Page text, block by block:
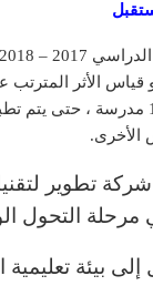
قياس الأثر
الطالب المعرفي ، و في المرحلة الثانية في 2018
شركة تطوير
التحول
تهدف إلى التحول إلى